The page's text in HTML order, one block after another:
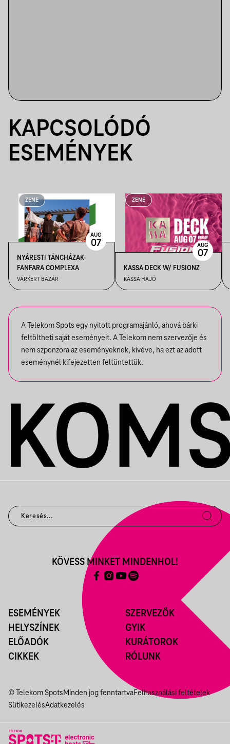
KAPCSOLÓDÓ
ESEMÉNYEK
ZENE
NYÁRESTI TÁNCHÁZAK-
FANFARA COMPLEXA
VÁRKERT BAZÁR
AUG
07
ZENE
KASSA DECK W/ FUSIONZ
KASSA HAJÓ
AUG
07
A Telekom Spots egy nyitott programajánló, ahová bárki
feltöltheti saját eseményeit. A Telekom nem szervezője és
nem szponzora az eseményeknek, kivéve, ha ezt az adott
eseménynél kifejezetten feltüntettük.
ESEMÉNYEK
HELYSZÍNEK
ELŐADÓK
CIKKEK
SZERVEZŐK
GYIK
KURÁTOROK
RÓLUNK
KÖVESS MINKET MINDENHOL!
© Telekom SpotsMinden jog fenntartvaFelhasználási feltételek
SütikezelésAdatkezelés